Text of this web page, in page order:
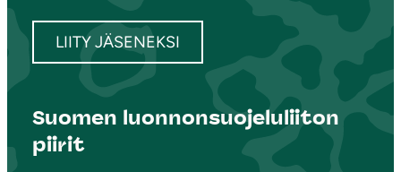
LIITY JÄSENEKSI
Suomen luonnonsuojeluliiton
piirit